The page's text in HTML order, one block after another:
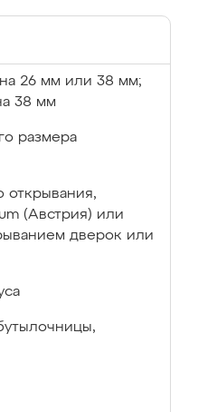
26 мм или 38 мм;
38 мм
размера
открывания,
(Австрия) или
дверок или